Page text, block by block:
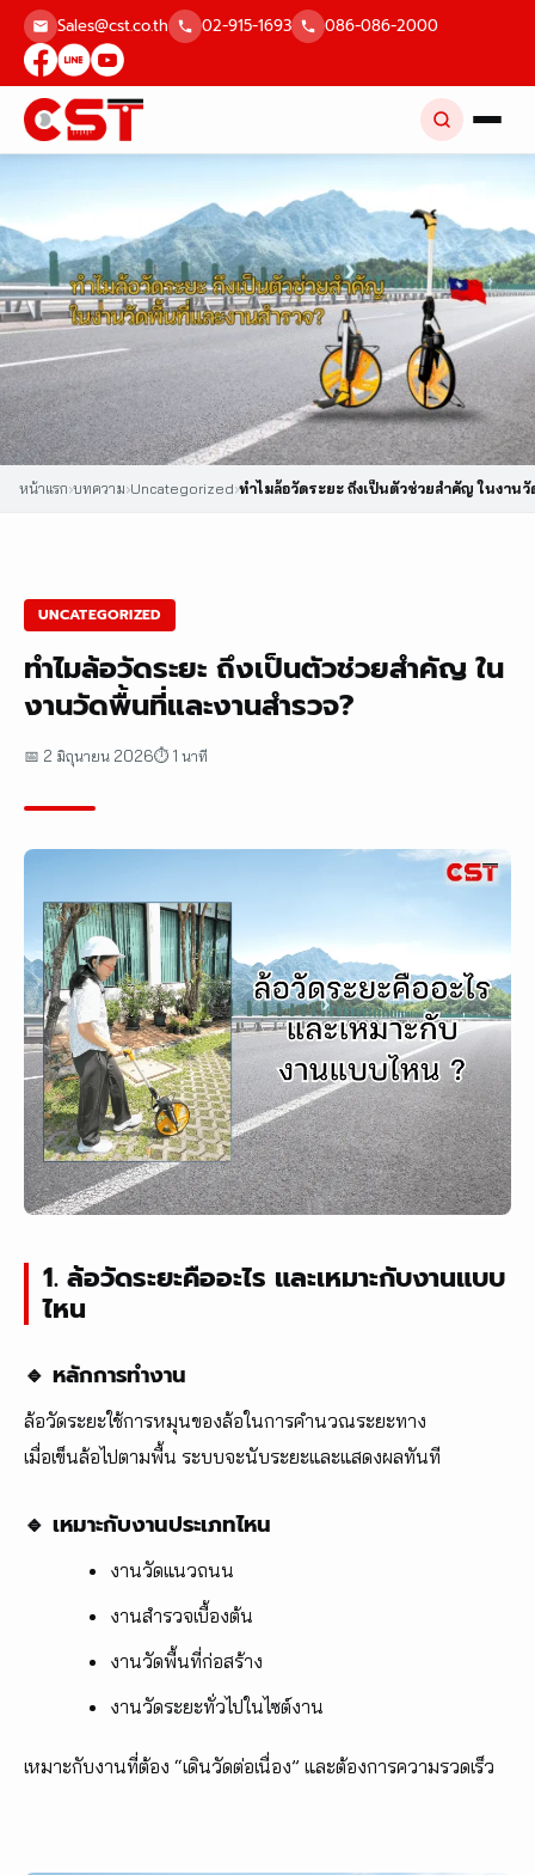
Skip
content
Sales@cst.co.th 02-915-1693 086-086-2000
หน้าแรก›บทความ›Uncategorized›ทำไมล้อวัดระยะ ถึงเป็นตัวช่วยสำคัญ ในงาน
UNCATEGORIZED
ทำไมล้อวัดระยะ ถึงเป็นตัวช่วยสำคัญ ใน
งานวัดพื้นที่และงานสำรวจ?
📅 2 มิถุนายน 2026⏱ 1 นาที
1. ล้อวัดระยะคืออะไร และเหมาะกับงานแบบ
ไหน
🔹 หลักการทำงาน
ล้อวัดระยะใช้การหมุนของล้อในการคำนวณระยะทาง
เมื่อเข็นล้อไปตามพื้น ระบบจะนับระยะและแสดงผลทันที
🔹 เหมาะกับงานประเภทไหน
งานวัดแนวถนน
งานสำรวจเบื้องต้น
งานวัดพื้นที่ก่อสร้าง
งานวัดระยะทั่วไปในไซต์งาน
เหมาะกับงานที่ต้อง “เดินวัดต่อเนื่อง” และต้องการความรวดเร็ว